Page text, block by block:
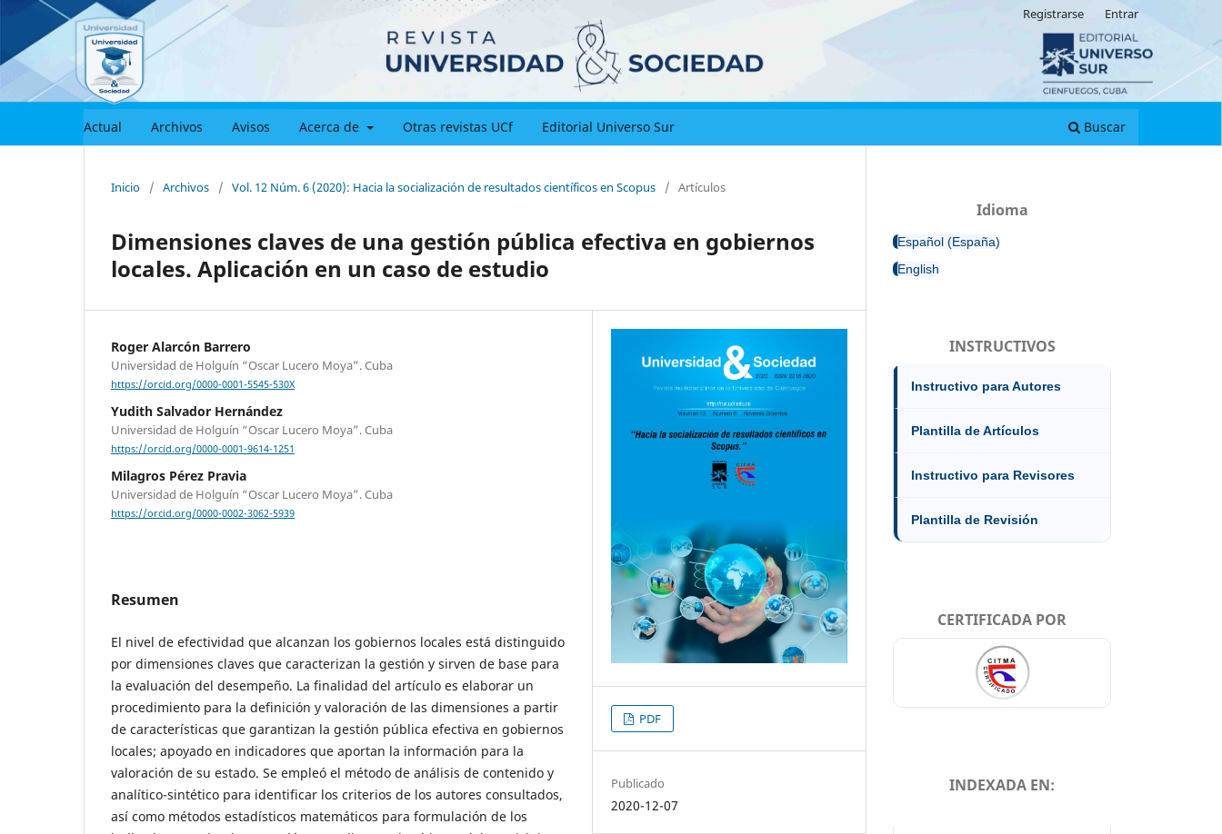
Actual Archivos Avisos Acerca de Otras revistas UCf Editorial Universo Sur Buscar
Registrarse Entrar
Inicio / Archivos / Vol. 12 Núm. 6 (2020): Hacia la socialización de resultados científicos en Scopus / Artículos
Dimensiones claves de una gestión pública efectiva en gobiernos
locales. Aplicación en un caso de estudio
Roger Alarcón Barrero
Universidad de Holguín “Oscar Lucero Moya”. Cuba
https://orcid.org/0000-0001-5545-530X
Yudith Salvador Hernández
Universidad de Holguín “Oscar Lucero Moya”. Cuba
https://orcid.org/0000-0001-9614-1251
Milagros Pérez Pravia
Universidad de Holguín “Oscar Lucero Moya”. Cuba
https://orcid.org/0000-0002-3062-5939
Resumen
El nivel de efectividad que alcanzan los gobiernos locales está distinguido
por dimensiones claves que caracterizan la gestión y sirven de base para
la evaluación del desempeño. La finalidad del artículo es elaborar un
procedimiento para la definición y valoración de las dimensiones a partir
de características que garantizan la gestión pública efectiva en gobiernos
locales; apoyado en indicadores que aportan la información para la
valoración de su estado. Se empleó el método de análisis de contenido y
analítico-sintético para identificar los criterios de los autores consultados,
así como métodos estadísticos matemáticos para formulación de los
PDF
Publicado
2020-12-07
Idioma
Español (España)
English
INSTRUCTIVOS
Instructivo para Autores
Plantilla de Artículos
Instructivo para Revisores
Plantilla de Revisión
CERTIFICADA POR
INDEXADA EN: